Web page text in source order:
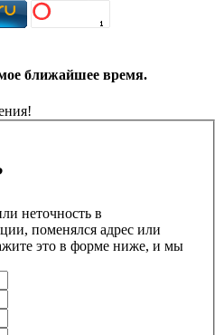
ближайшее время.
неточность в
поменялся адрес или
это в форме ниже, и мы